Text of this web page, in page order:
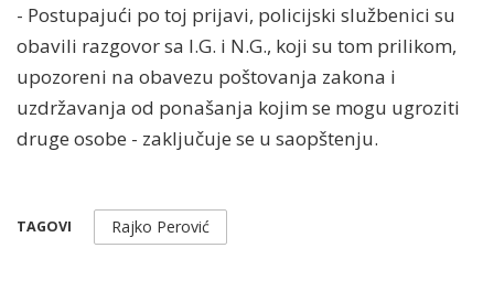
- Postupajući po toj prijavi, policijski službenici su
obavili razgovor sa I.G. i N.G., koji su tom prilikom,
upozoreni na obavezu poštovanja zakona i
uzdržavanja od ponašanja kojim se mogu ugroziti
druge osobe - zaključuje se u saopštenju.
TAGOVI Rajko Perović